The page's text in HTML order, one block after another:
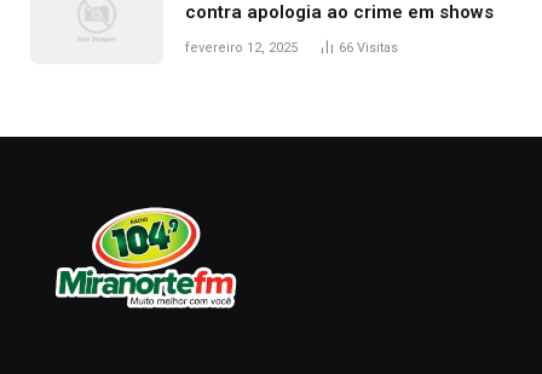
contra apologia ao crime em shows
fevereiro 12, 2025 66 Visitas